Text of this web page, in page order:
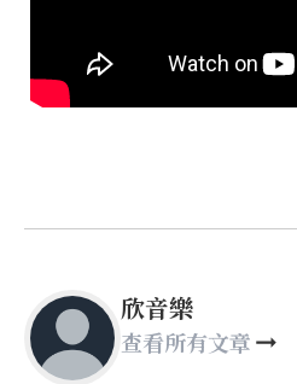
欣音樂
查看所有文章